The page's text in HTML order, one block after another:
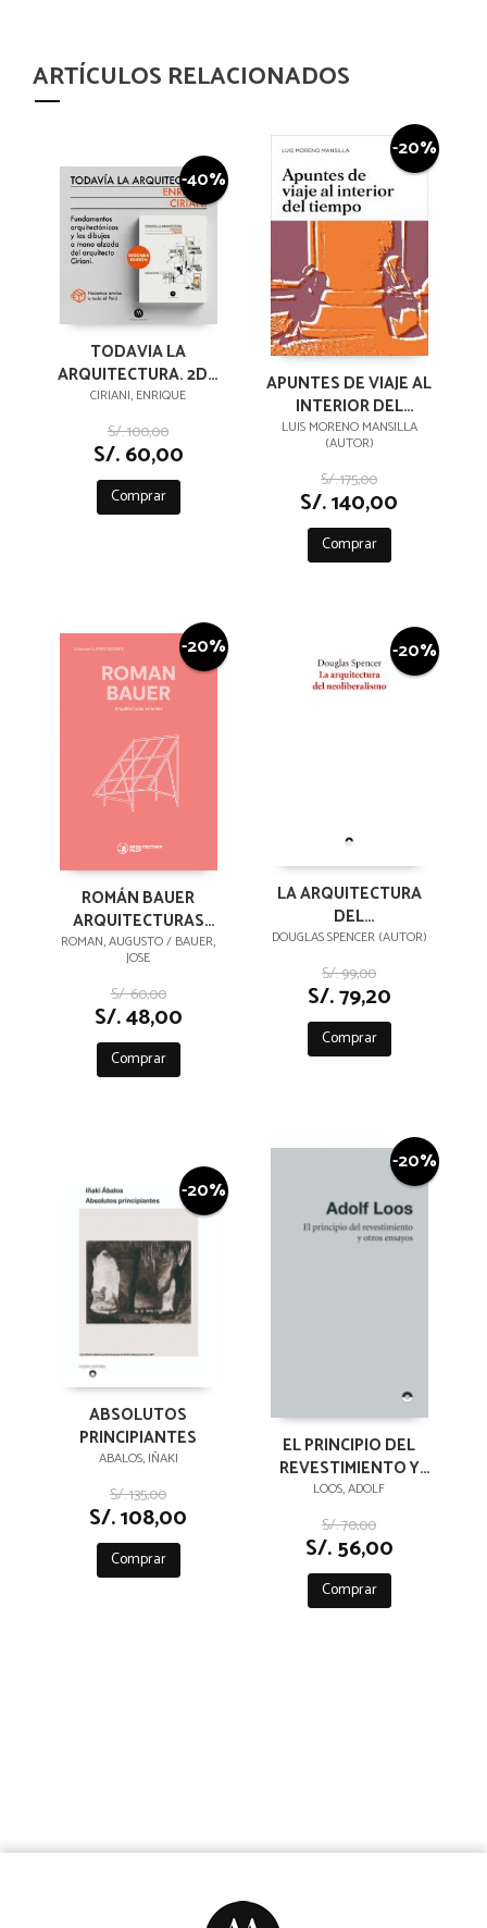
ARTÍCULOS RELACIONADOS
-40%
TODAVIA LA
ARQUITECTURA. 2DA
EDICION
CIRIANI, ENRIQUE
S/. 100,00
S/. 60,00
Comprar
-20%
APUNTES DE VIAJE AL
INTERIOR DEL
TIEMPO
LUIS MORENO MANSILLA
(AUTOR)
S/. 175,00
S/. 140,00
Comprar
-20%
ROMÁN BAUER
ARQUITECTURAS
ERRANTES
ROMAN, AUGUSTO / BAUER,
JOSE
S/. 60,00
S/. 48,00
Comprar
-20%
LA ARQUITECTURA
DEL
NEOLIBERALISMO
DOUGLAS SPENCER (AUTOR)
S/. 99,00
S/. 79,20
Comprar
-20%
ABSOLUTOS
PRINCIPIANTES
ABALOS, IÑAKI
S/. 135,00
S/. 108,00
Comprar
-20%
EL PRINCIPIO DEL
REVESTIMIENTO Y
OTROS ENSAYOS
LOOS, ADOLF
S/. 70,00
S/. 56,00
Comprar